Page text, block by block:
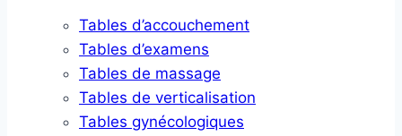
Tables d’accouchement
Tables d’examens
Tables de massage
Tables de verticalisation
Tables gynécologiques